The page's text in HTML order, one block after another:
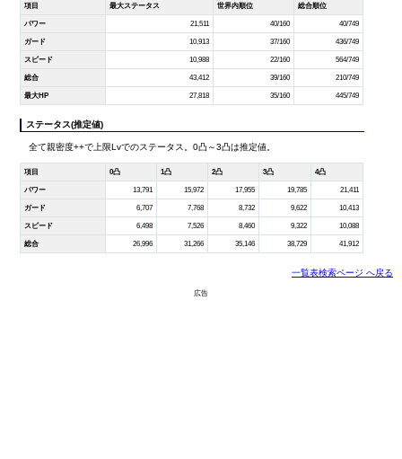
項目 最大ステータス 世界内順位 総合順位
パワー 21,511 40/160 40/749
ガード 10,913 37/160 436/749
スピード 10,988 22/160 564/749
総合 43,412 39/160 210/749
最大HP 27,818 35/160 445/749
ステータス(推定値)
全て親密度++で上限Lvでのステータス。0凸～3凸は推定値。
項目 0凸 1凸 2凸 3凸 4凸
パワー 13,791 15,972 17,955 19,785 21,411
ガード 6,707 7,768 8,732 9,622 10,413
スピード 6,498 7,526 8,460 9,322 10,088
総合 26,996 31,266 35,146 38,729 41,912
一覧表検索ページ へ戻る
広告